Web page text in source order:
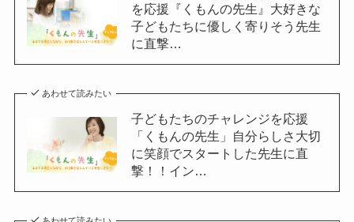
を応援『くもんの先生』大好きな
子どもたちに優しく寄りそう先生
に直撃…
あわせて読みたい
子どもたちのチャレンジを応援
「くもんの先生」自分らしさ大切
に笑顔でスタートした先生に直
撃！！イン…